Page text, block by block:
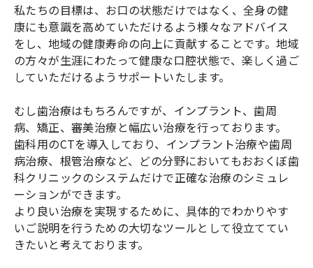
私たちの目標は、お口の状態だけではなく、全身の健
康にも意識を高めていただけるよう様々なアドバイス
をし、地域の健康寿命の向上に貢献することです。地域
の方々が生涯にわたって健康な口腔状態で、楽しく過ご
していただけるようサポートいたします。
むし歯治療はもちろんですが、インプラント、歯周
病、矯正、審美治療と幅広い治療を行っております。
歯科用のCTを導入しており、インプラント治療や歯周
病治療、根管治療など、どの分野においてもおおくぼ歯
科クリニックのシステムだけで正確な治療のシミュレ
ーションができます。
より良い治療を実現するために、具体的でわかりやす
いご説明を行うための大切なツールとして役立ててい
きたいと考えております。